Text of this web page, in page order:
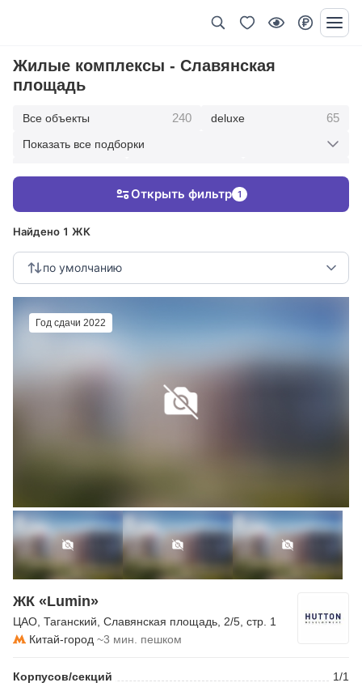
Жилые комплексы - Славянская
площадь
Все объекты 240 deluxe 65
123 клубные дома
Показать все подборки
Найдено 1 ЖК
по умолчанию
Открыть фильтр 1
Год сдачи 2022
ЖК «Lumin»
ЦАО Таганский Славянская площадь , 2/5, стр. 1
Китай-город ~3 мин. пешком
Корпусов/секций
1/1